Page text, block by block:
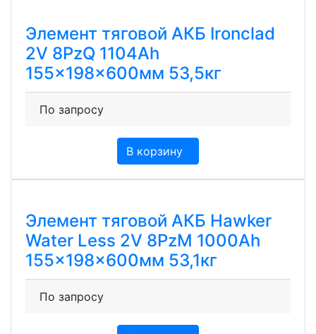
Элемент тяговой АКБ Ironclad
2V 8PzQ 1104Ah
155x198x600мм 53,5кг
По запросу
В корзину
Элемент тяговой АКБ Hawker
Water Less 2V 8PzM 1000Ah
155x198x600мм 53,1кг
По запросу